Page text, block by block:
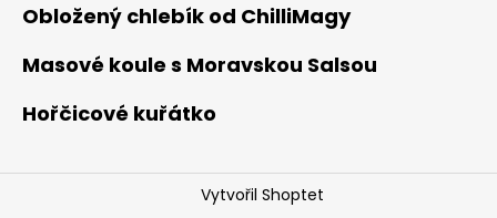
Obložený chlebík od ChilliMagy
Masové koule s Moravskou Salsou
Hořčicové kuřátko
Vytvořil Shoptet